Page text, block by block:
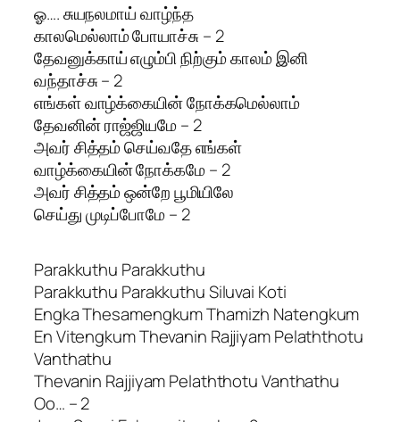
ஓ…. சுயநலமாய் வாழ்ந்த
காலமெல்லாம் போயாச்சு – 2
தேவனுக்காய் எழும்பி நிற்கும் காலம் இனி
வந்தாச்சு – 2
எங்கள் வாழ்க்கையின் நோக்கமெல்லாம்
தேவனின் ராஜ்ஜியமே – 2
அவர் சித்தம் செய்வதே எங்கள்
வாழ்க்கையின் நோக்கமே – 2
அவர் சித்தம் ஒன்றே பூமியிலே
செய்து முடிப்போமே – 2
Parakkuthu Parakkuthu
Parakkuthu Parakkuthu Siluvai Koti
Engka Thesamengkum Thamizh Natengkum
En Vitengkum Thevanin Rajjiyam Pelaththotu
Vanthathu
Thevanin Rajjiyam Pelaththotu Vanthathu
Oo… – 2